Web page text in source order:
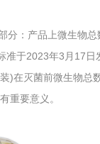
程
：产品上微生物
于2023年3月17
)在灭菌前微生物总
重要意义。